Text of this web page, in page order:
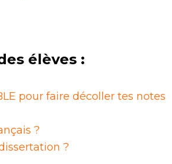
élèves :
pour faire décoller tes notes
?
?